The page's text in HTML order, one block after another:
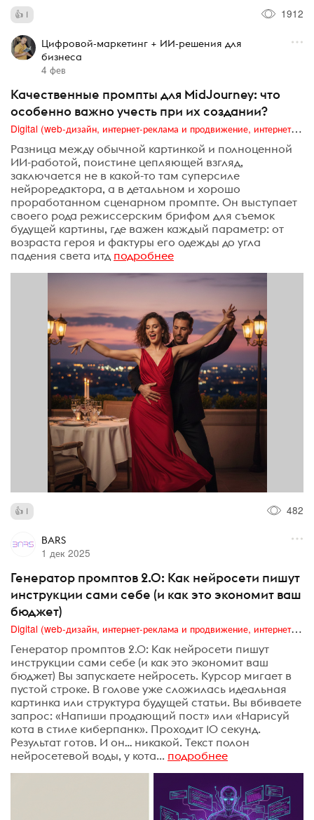
1 1912
Цифровой-маркетинг + ИИ-решения для
бизнеса
4 фев
Качественные промпты для MidJourney: что
особенно важно учесть при их создании?
Digital (web-дизайн, интернет-реклама и продвижение, интернет-сообщества и блоги, интернет-коммуникации, мобильный маркетинг, реклама на цифровых экранах)
Разница между обычной картинкой и полноценной
ИИ-работой, поистине цепляющей взгляд,
заключается не в какой-то там суперсиле
нейроредактора, а в детальном и хорошо
проработанном сценарном промпте. Он выступает
своего рода режиссерским брифом для съемок
будущей картины, где важен каждый параметр: от
возраста героя и фактуры его одежды до угла
падения света итд подробнее
1 482
BARS
1 дек 2025
Генератор промптов 2.0: Как нейросети пишут
инструкции сами себе (и как это экономит ваш
бюджет)
Digital (web-дизайн, интернет-реклама и продвижение, интернет-сообщества и блоги, интернет-коммуникации, мобильный маркетинг, реклама на цифровых экранах)
Генератор промптов 2.0: Как нейросети пишут
инструкции сами себе (и как это экономит ваш
бюджет) Вы запускаете нейросеть. Курсор мигает в
пустой строке. В голове уже сложилась идеальная
картинка или структура будущей статьи. Вы вбиваете
запрос: «Напиши продающий пост» или «Нарисуй
кота в стиле киберпанк». Проходит 10 секунд.
Результат готов. И он… никакой. Текст полон
нейросетевой воды, у кота... подробнее